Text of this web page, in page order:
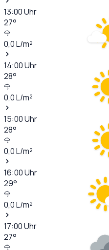
13:00Uhr
27°
0,0L/m²
14:00Uhr
28°
0,0L/m²
15:00Uhr
28°
0,0L/m²
16:00Uhr
29°
0,0L/m²
17:00Uhr
27°